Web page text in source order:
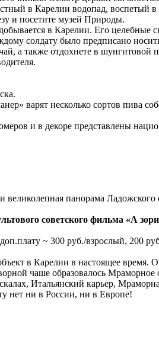
в Карелии водопад, воспетый в
и посетите музей Природы.
в Карелии. Его целебные
солдату было предписано
а также отдохнете в шунгитовой
варят несколько сортов пива
и в декоре представлены
панорама Ладожского
советского фильма «А зори
~ 300 руб./взрослый, 200
в Карелии в настоящее время.
чаше образовалось Мраморное
Итальянский карьер,
нет ни в России, ни в Европе!